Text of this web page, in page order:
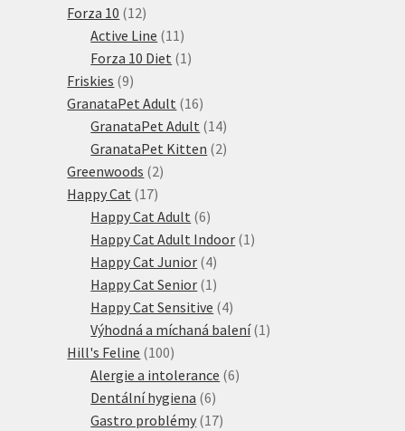
Forza 10 1212
produktů
Active Line 11 11
produktů
Forza 10 Diet 1 1
Friskies 99
produktů
GranataPet Adult 1616
produktů
GranataPet Adult 1414
produktů
GranataPet Kitten 22
Greenwoods 22
Happy Cat 1717
produktů
Happy Cat Adult 66
produktů
Happy Cat Adult Indoor 1 1
Happy Cat Junior 44
produkty
Happy Cat Senior 1 1
produkt
Happy Cat Sensitive 44
produkty
Výhodná a míchaná balení 1 1
Hill's Feline 100100
produktů
Alergie a intolerance 66
Dentální hygiena 66
produktů
Gastro problémy 1717